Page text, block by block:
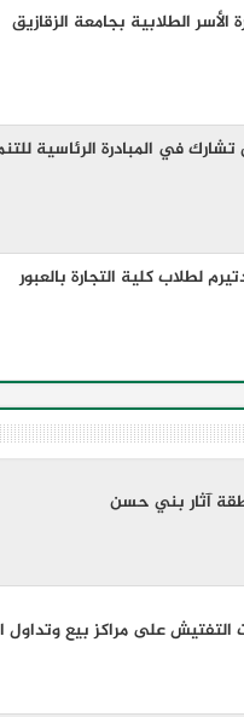
الأسر الطلابية بجامعة الزقازيق
تشارك في المبادرة الرئاسية
لطلاب كلية التجارة بالعبور
آثار بني حسن
خلال حملات التفتيش على مراكز بيع